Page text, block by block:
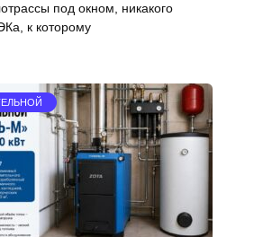
под окном, никакого
к которому